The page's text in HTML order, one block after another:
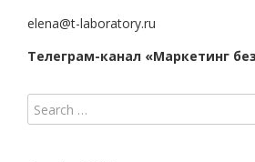
elena@t-laboratory.ru
Телеграм-канал «Маркетинг